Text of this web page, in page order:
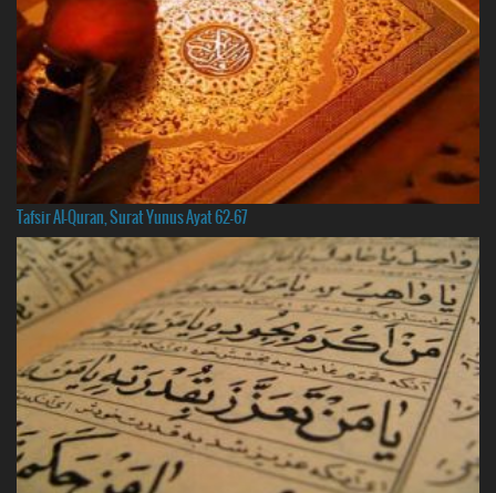
Tafsir Al-Quran, Surat Yunus Ayat 62-67